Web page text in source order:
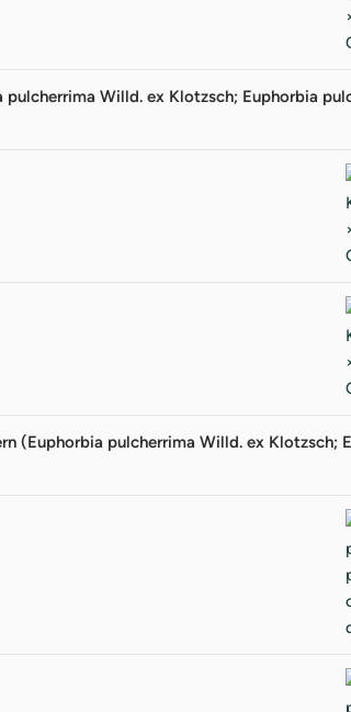
pulcherrima Willd. ex Klotzsch; Euphorbia
(Euphorbia pulcherrima Willd. ex